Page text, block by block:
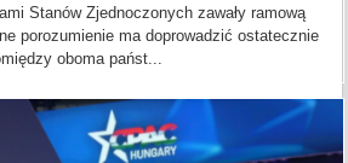
Stanów Zjednoczonych zawały ramową
porozumienie ma doprowadzić ostatecznie
oboma państ...